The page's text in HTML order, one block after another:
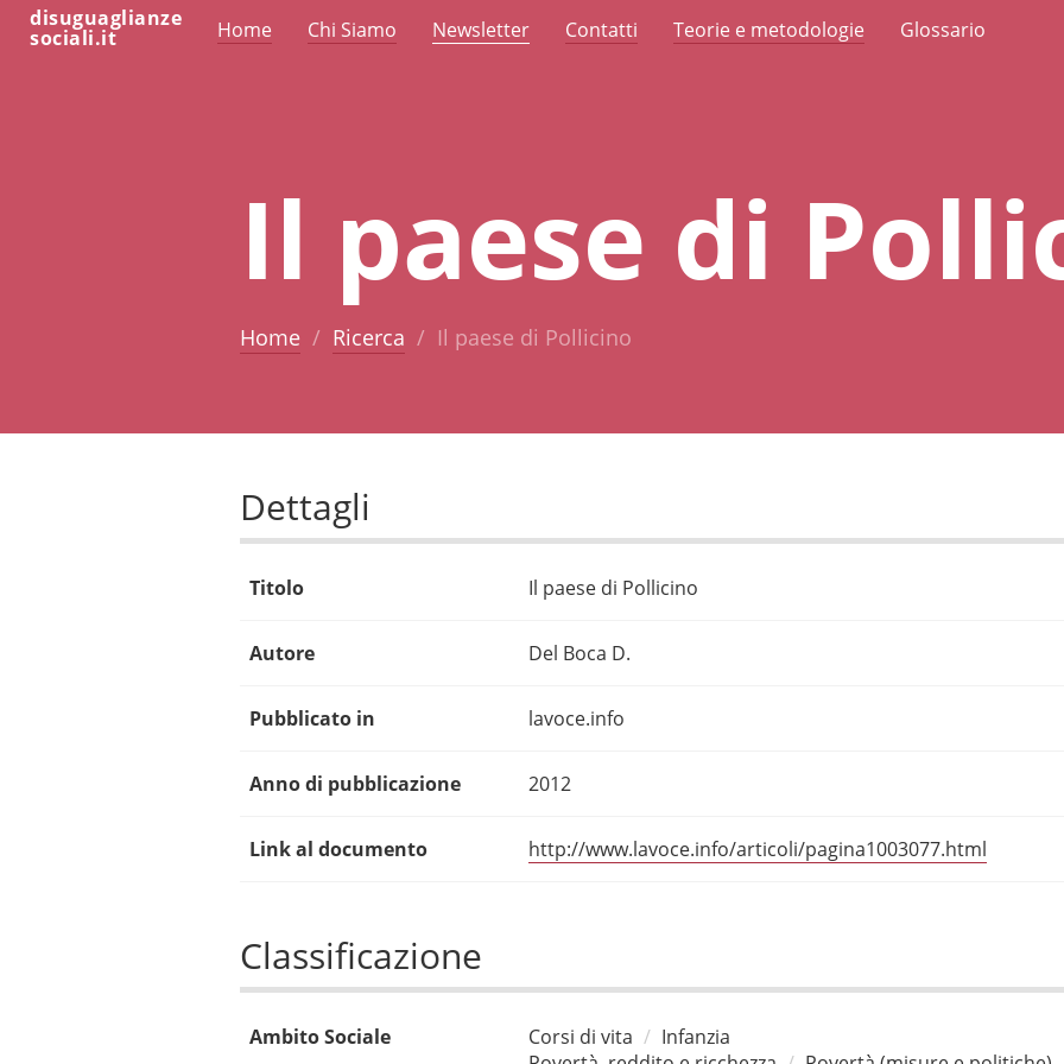
disuguaglianze
sociali.it Home Chi Siamo Newsletter Contatti Teorie e metodologie Glossario
Il paese di
Home Ricerca Il paese di Pollicino
Dettagli
Titolo Il paese di Pollicino
Autore Del Boca D.
Pubblicato in lavoce.info
Anno di pubblicazione 2012
Link al documento http://www.lavoce.info/articoli/pagina1003077.html
Classificazione
Ambito Sociale Corsi di vita
Infanzia